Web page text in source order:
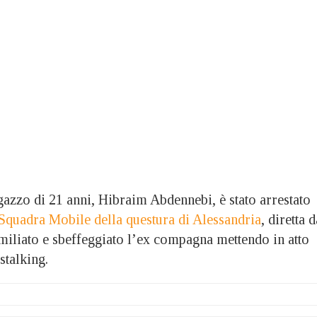
di 21 anni, Hibraim Abdennebi, è stato arrestato
Mobile della questura di Alessandria, diretta
e sbeffeggiato l’ex compagna mettendo in atto